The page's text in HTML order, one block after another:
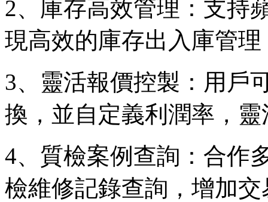
2、庫存高效管理：支持
現高效的庫存出入庫管
3、靈活報價控製：用戶
換，並自定義利潤率，
4、質檢案例查詢：合作
檢維修記錄查詢，增加